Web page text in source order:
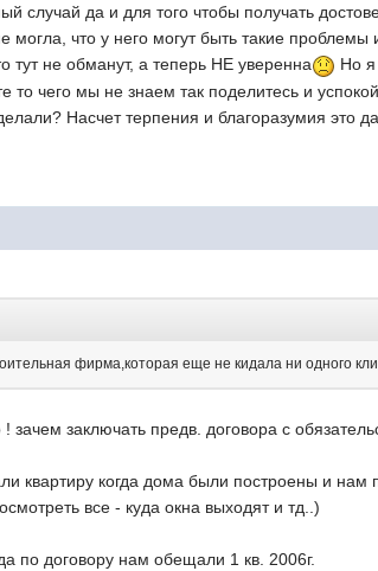
случай да и для того чтобы получать
могла, что у него могут быть такие
тут не обманут, а теперь НЕ уверенна
Но я
чего мы не знаем так поделитесь и
Насчет терпения и благоразумия это
фирма,которая еще не кидала ни одного
зачем заключать предв. договора с
квартиру когда дома были построены и
все - куда окна выходят и тд..)
по договору нам обещали 1 кв. 2006г.